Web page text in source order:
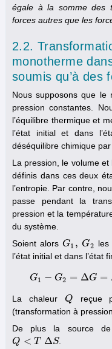
égale à la somme des
forces autres que les
2.2.
monotherme
soumis qu’à des
Nous supposons que le
pression constantes.
l’équilibre thermique et
l’état initial et dans
déséquilibre chimique par
La pression, le volume
définis dans ces deux
l’entropie. Par contre,
passe pendant la
pression et la
du système.
Soient alors G1 , G2
G1 , G2
les
l’état initial et dans l’état
G1 − G2 = ΔG =
G1−G2 =Δ
La chaleur Q
Q reçue
(transformation à
De plus la source
Q < T ΔS
Q< T ΔS
.